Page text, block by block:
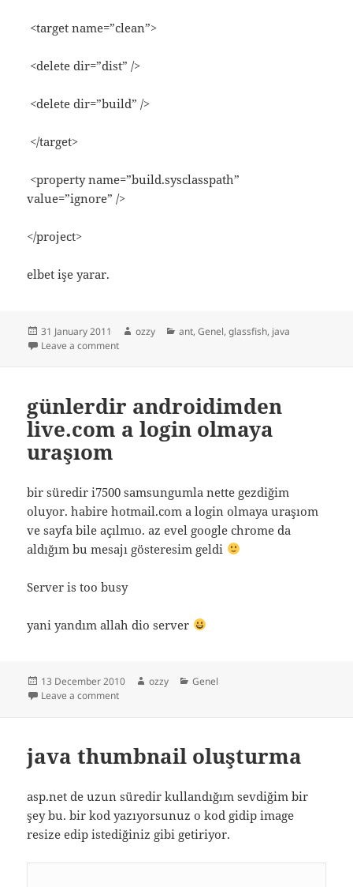
<target name=”clean”>
<delete dir=”dist” />
<delete dir=”build” />
</target>
<property name=”build.sysclasspath”
value=”ignore” />
</project>
elbet işe yarar.
Posted
on
31 January 2011 Author
ozzy Categories
ant,Genel,glassfish, java
Leave a commenton ant build war glassfish
günlerdir androidimden
live.com a login olmaya
uraşıom
bir süredir i7500 samsungumla nette gezdiğim
oluyor. habire hotmail.com a login olmaya uraşıom
ve sayfa bile açılmıo. az evel google chrome da
aldığım bu mesajı gösteresim geldi
Server is too busy
yani yandım allah dio server
Posted
on
13 December 2010 Author
ozzy Categories
Genel
Leave a commenton günlerdir androidimden live.com a login olmaya
java thumbnail oluşturma
asp.net de uzun süredir kullandığım sevdiğim bir
şey bu. bir kod yazıyorsunuz o kod gidip image
resize edip istediğiniz gibi getiriyor.